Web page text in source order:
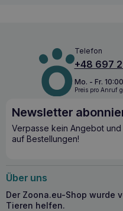
Telefon
+48 697
Mo. - Fr.
Preis pro Anruf
Newsletter
Verpasse kein Angebot
auf Bestellungen!
Über uns
Der Zoona.eu-Shop wurde
Tieren helfen.